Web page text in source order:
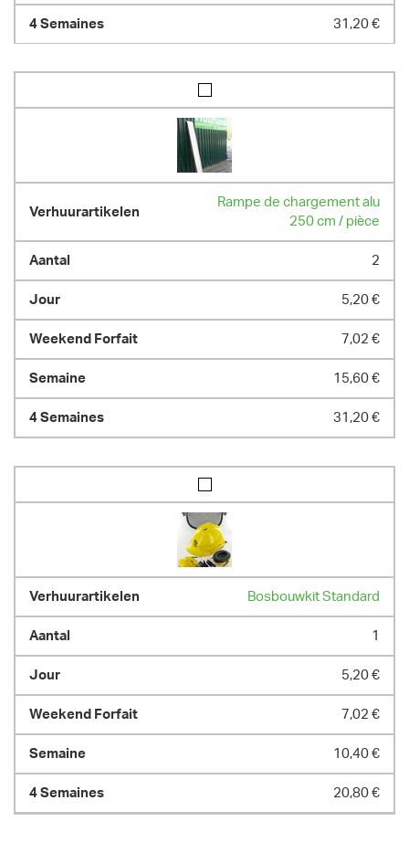
31,20 €
Rampe de chargement alu
250 cm / pièce
2
5,20 €
7,02 €
15,60 €
31,20 €
Bosbouwkit Standard
1
5,20 €
7,02 €
10,40 €
20,80 €